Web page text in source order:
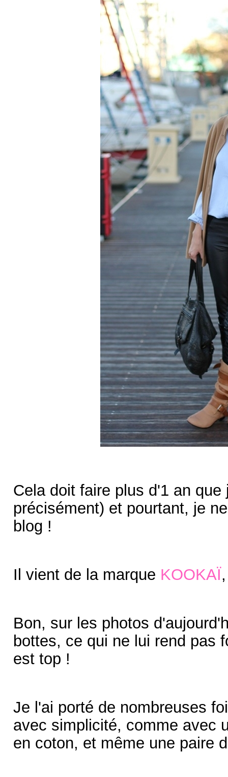
Cela doit faire plus d'1 an
précisément) et pourtant, je
blog !
Il vient de la marque KOOKAÏ
Bon, sur les photos
bottes, ce qui ne lui rend pas
est top !
Je l'ai porté de nombreuses
avec simplicité, comme avec
en coton, et même une paire